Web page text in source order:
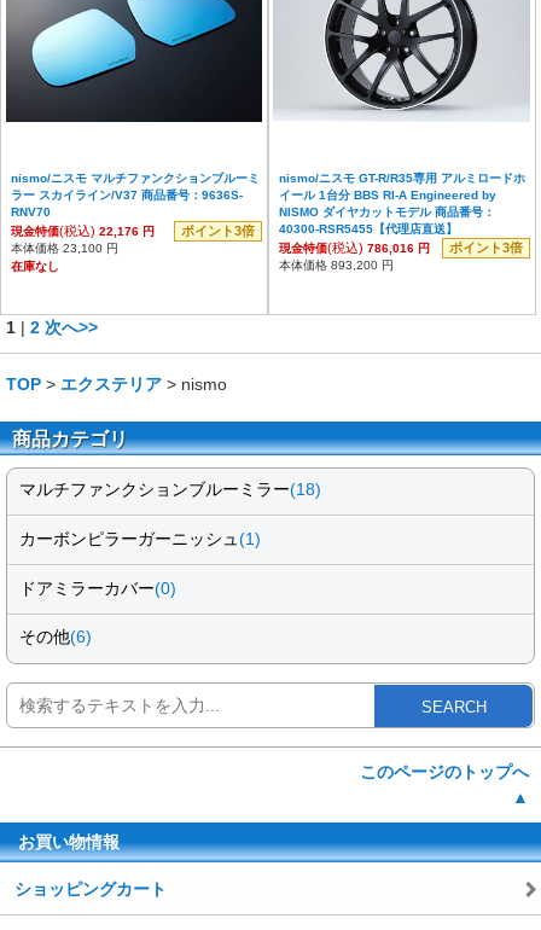
nismo/ニスモ マルチファンクションブルーミ
ラー スカイライン/V37 商品番号：9636S-
RNV70
現金特価(税込) 22,176 円 ポイント3倍
本体価格 23,100 円
在庫なし
nismo/ニスモ GT-R/R35専用 アルミロードホ
イール 1台分 BBS RI-A Engineered by
NISMO ダイヤカットモデル 商品番号：
40300-RSR5455【代理店直送】
現金特価(税込) 786,016 円 ポイント3倍
本体価格 893,200 円
1 | 2 次へ>>
TOP > エクステリア > nismo
商品カテゴリ
マルチファンクションブルーミラー(18)
カーボンピラーガーニッシュ (1)
ドアミラーカバー(0)
その他(6)
SEARCH
このページのトップへ
▲
お買い物情報
ショッピングカート